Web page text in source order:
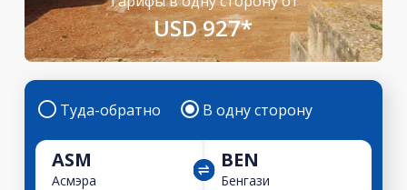
USD 927*
Туда-обратно В одну сторону
ASM
Асмэра
BEN
Бенгази